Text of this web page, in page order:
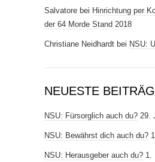
Salvatore bei Hinrichtung per
der 64 Morde Stand 2018
Christiane Neidhardt bei NSU:
NEUESTE
NSU: Fürsorglich auch du? 29.
NSU: Bewährst dich auch du?
NSU: Herausgeber auch du? 1.